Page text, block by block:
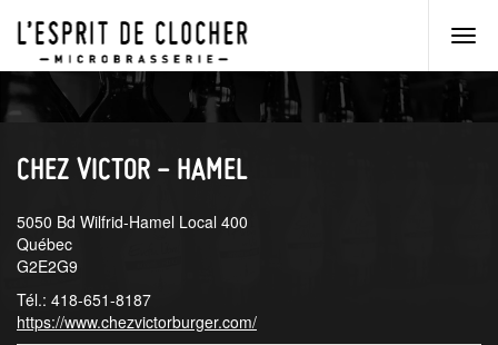
Aller
au
menu
Aller
au
contenu
CHEZ VICTOR - HAMEL
5050 Bd Wilfrid-Hamel Local 400
Québec
G2E2G9
Tél.: 418-651-8187
https://www.chezvictorburger.com/